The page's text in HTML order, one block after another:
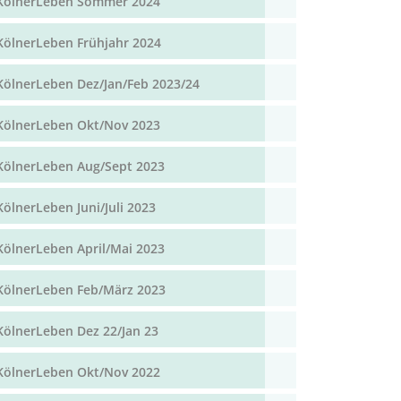
Frühjahr 2024
Dez/Jan/Feb 2023/24
Okt/Nov 2023
Aug/Sept 2023
Juni/Juli 2023
April/Mai 2023
Feb/März 2023
Dez 22/Jan 23
Okt/Nov 2022